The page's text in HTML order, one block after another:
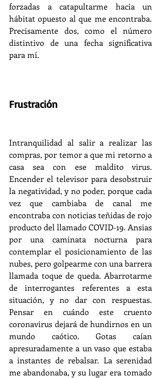
forzadas a catapultarme hacia un
hábitat opuesto al que me encontraba.
Precisamente dos, como el número
distintivo de una fecha significativa
para mí.
Frustración
Intranquilidad al salir a realizar las
compras, por temor a que mi retorno a
casa sea con ese maldito virus.
Encender el televisor para desobstruir
la negatividad, y no poder, porque cada
vez que cambiaba de canal me
encontraba con noticias teñidas de rojo
producto del llamado COVID-19. Ansias
por una caminata nocturna para
contemplar el posicionamiento de las
nubes, pero golpearme con una barrera
llamada toque de queda. Abarrotarme
de interrogantes referentes a esta
situación, y no dar con respuestas.
Pensar en cuándo este cruento
coronavirus dejará de hundirnos en un
mundo caótico. Gotas caían
apresuradamente a un vaso que estaba
a instantes de rebalsar. La serenidad
me abandonaba, y su lugar era tomado